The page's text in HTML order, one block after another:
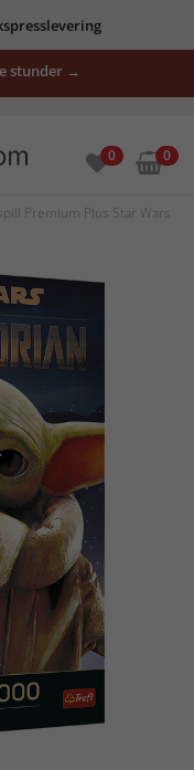
stunder →
0 0
Premium Plus Star Wars